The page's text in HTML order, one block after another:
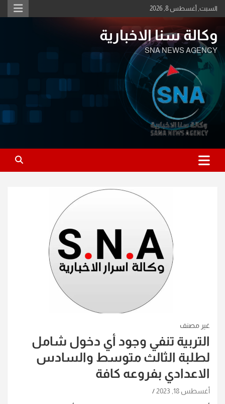
Skip
to
السبت, أغسطس 8, 2026
وكالة سنا الاخبارية
SNA NEWS AGENCY
غير مصنف
التربية تنفي وجود أي دخول شامل
لطلبة الثالث متوسط والسادس
الاعدادي بفروعه كافة
أغسطس 18, 2023